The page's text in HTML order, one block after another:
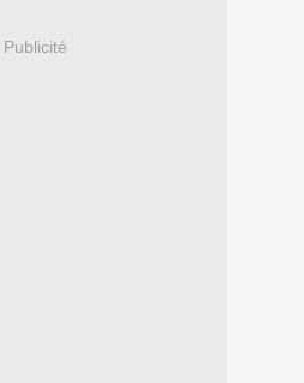
Publicité